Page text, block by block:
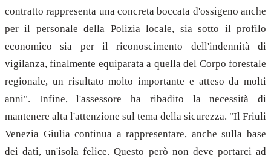
contratto rappresenta una concreta boccata d'ossigeno anche
per il personale della Polizia locale, sia sotto il profilo
economico sia per il riconoscimento dell'indennità di
vigilanza, finalmente equiparata a quella del Corpo forestale
regionale, un risultato molto importante e atteso da molti
anni". Infine, l'assessore ha ribadito la necessità di
mantenere alta l'attenzione sul tema della sicurezza. "Il Friuli
Venezia Giulia continua a rappresentare, anche sulla base
dei dati, un'isola felice. Questo però non deve portarci ad